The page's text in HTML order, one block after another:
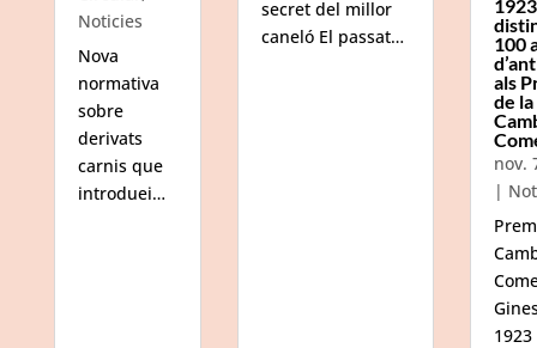
Noticies
Nova
normativa
sobre
derivats
carnis que
introduei…
secret del millor
caneló El passat…
100
als
de la
nov.
|